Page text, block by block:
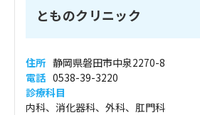
とものクリニック
住所 静岡県磐田市中泉2270-8
電話 0538-39-3220
診療科目
内科、消化器科、外科、肛門科